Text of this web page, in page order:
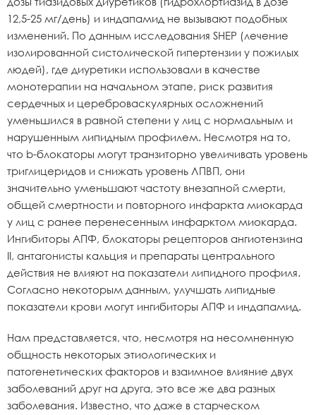
12,5-25 мг/день) и индапамид не вызывают подобных
изменений. По данным исследования SHEP (лечение
изолированной систолической гипертензии у пожилых
людей), где диуретики использовали в качестве
монотерапии на начальном этапе, риск развития
сердечных и цереброваскулярных осложнений
уменьшился в равной степени у лиц с нормальным и
нарушенным липидным профилем. Несмотря на то,
что b-блокаторы могут транзиторно увеличивать уровень
триглицеридов и снижать уровень ЛПВП, они
значительно уменьшают частоту внезапной смерти,
общей смертности и повторного инфаркта миокарда
у лиц с ранее перенесенным инфарктом миокарда.
Ингибиторы АПФ, блокаторы рецепторов ангиотензина
II, антагонисты кальция и препараты центрального
действия не влияют на показатели липидного профиля.
Согласно некоторым данным, улучшать липидные
показатели крови могут ингибиторы АПФ и индапамид.
Нам представляется, что, несмотря на несомненную
общность некоторых этиологических и
патогенетических факторов и взаимное влияние двух
заболеваний друг на друга, это все же два разных
заболевания. Известно, что даже в старческом